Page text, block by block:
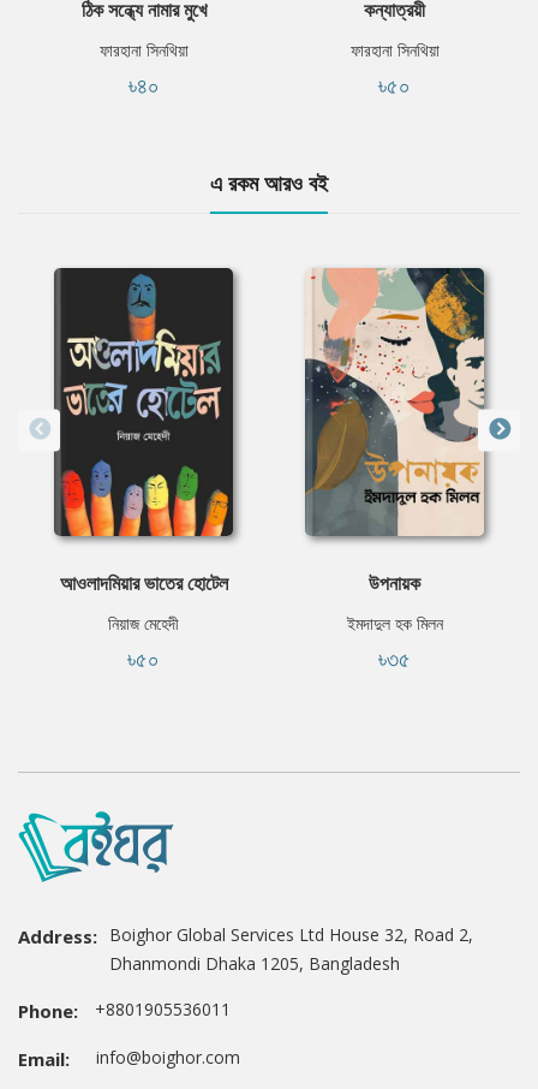
ঠিক সন্ধ্যে নামার মুখে
ফারহানা সিনথিয়া
৳৪০
কন্যাত্রয়ী
ফারহানা সিনথিয়া
৳৫০
এ রকম আরও বই
আওলাদমিয়ার ভাতের হোটেল
নিয়াজ মেহেদী
৳৫০
উপনায়ক
ইমদাদুল হক মিলন
৳৩৫
Address: Boighor Global Services Ltd House 32, Road 2,
Dhanmondi Dhaka 1205, Bangladesh
Phone: +8801905536011
Email: info@boighor.com